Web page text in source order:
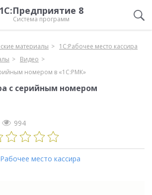
1С:Предприятие 8
Система программ
материалы
1С:Рабочее место кассира
Видео
номером в «1С:РМК»
с серийным номером
994
место кассира